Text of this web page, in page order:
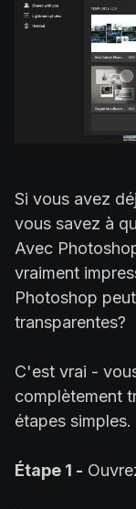
Si vous avez
vous savez à
Avec
vraiment
Photoshop
transparentes?
C'est vrai -
complètement
étapes
Étape 1 -